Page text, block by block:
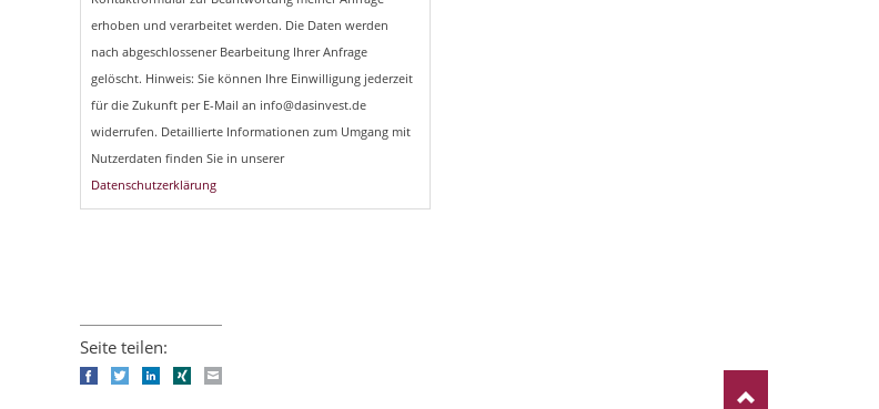
erhoben und verarbeitet werden. Die Daten werden
nach abgeschlossener Bearbeitung Ihrer Anfrage
gelöscht. Hinweis: Sie können Ihre Einwilligung jederzeit
für die Zukunft per E-Mail an info@dasinvest.de
widerrufen. Detaillierte Informationen zum Umgang mit
Nutzerdaten finden Sie in unserer
Datenschutzerklärung
Seite teilen:
FacebookTwitterLinkedIn
Xing